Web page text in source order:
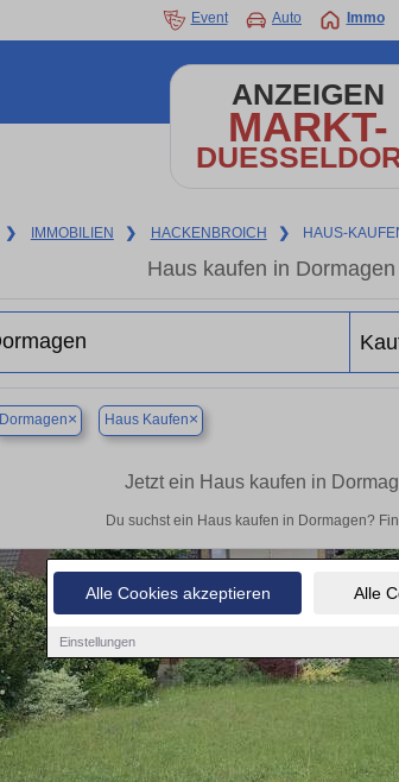
Alle Cookies akzeptieren Alle
Einstellungen
Event Auto Immo
ANZEIGEN
MARKT-
❯ IMMOBILIEN ❯ HACKENBROICH ❯ HAUS-
Haus kaufen in
Dormagen× Haus Kaufen×
Jetzt ein Haus kaufen in
Du suchst ein Haus kaufen in Dormagen?